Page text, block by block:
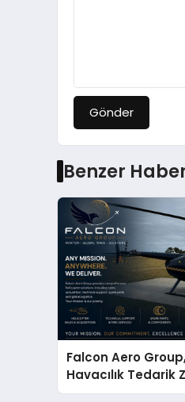
Gönder
Benzer
Falcon Aero
Havacılık Tedarik
Türkiye’den